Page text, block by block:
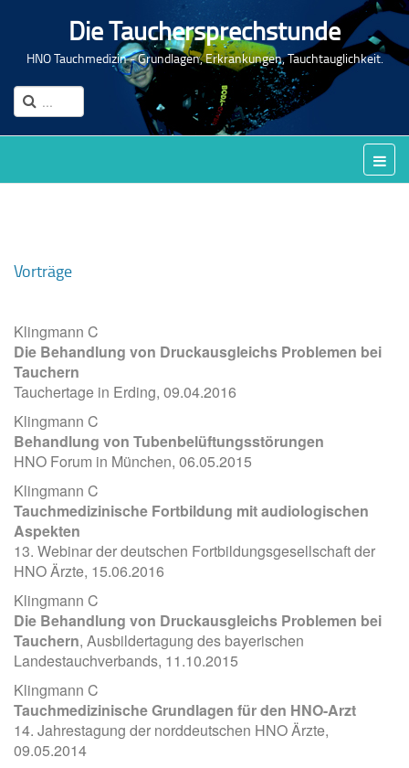
Die Tauchersprechstunde
HNO Tauchmedizin - Grundlagen, Erkrankungen, Tauchtauglichkeit.
Vorträge
Klingmann C
Die Behandlung von Druckausgleichs Problemen bei
Tauchern
Tauchertage in Erding, 09.04.2016
Klingmann C
Behandlung von Tubenbelüftungsstörungen
HNO Forum in München, 06.05.2015
Klingmann C
Tauchmedizinische Fortbildung mit audiologischen
Aspekten
13. Webinar der deutschen Fortbildungsgesellschaft der
HNO Ärzte, 15.06.2016
Klingmann C
Die Behandlung von Druckausgleichs Problemen bei
Tauchern, Ausbildertagung des bayerischen
Landestauchverbands, 11.10.2015
Klingmann C
Tauchmedizinische Grundlagen für den HNO-Arzt
14. Jahrestagung der norddeutschen HNO Ärzte,
09.05.2014